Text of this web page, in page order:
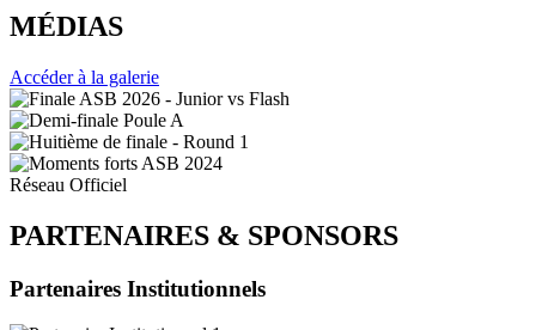
MÉDIAS
Accéder à la galerie
Réseau Officiel
PARTENAIRES & SPONSORS
Partenaires Institutionnels